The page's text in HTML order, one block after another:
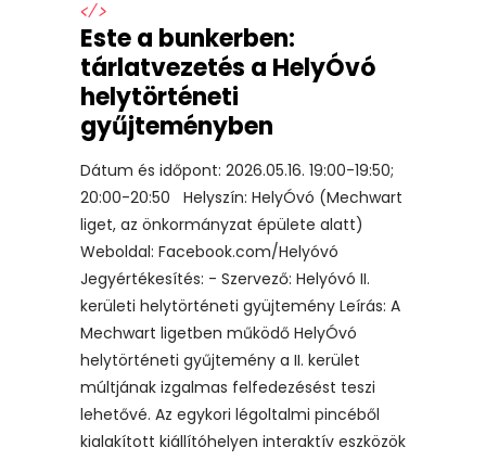
</>
Este a bunkerben:
tárlatvezetés a HelyÓvó
helytörténeti
gyűjteményben
Dátum és időpont: 2026.05.16. 19:00-19:50;
20:00-20:50 Helyszín: HelyÓvó (Mechwart
liget, az önkormányzat épülete alatt)
Weboldal: Facebook.com/Helyóvó
Jegyértékesítés: - Szervező: Helyóvó II.
kerületi helytörténeti gyüjtemény Leírás: A
Mechwart ligetben működő HelyÓvó
helytörténeti gyűjtemény a II. kerület
múltjának izgalmas felfedezésést teszi
lehetővé. Az egykori légoltalmi pincéből
kialakított kiállítóhelyen interaktív eszközök